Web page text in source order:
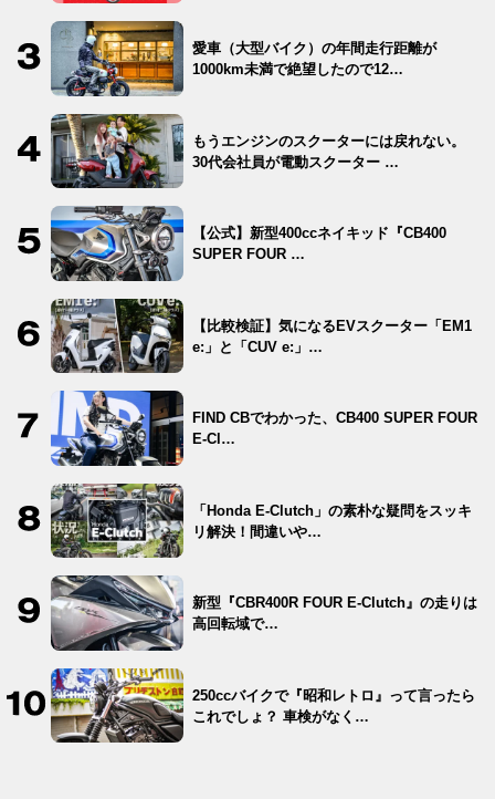
愛車（大型バイク）の年間走行距離が
1000km未満で絶望したので12…
もうエンジンのスクーターには戻れない。
30代会社員が電動スクーター …
【公式】新型400ccネイキッド『CB400
SUPER FOUR …
【比較検証】気になるEVスクーター「EM1
e:」と「CUV e:」…
FIND CBでわかった、CB400 SUPER FOUR
E-Cl…
「Honda E-Clutch」の素朴な疑問をスッキ
リ解決！間違いや…
新型『CBR400R FOUR E-Clutch』の走りは
高回転域で…
250ccバイクで『昭和レトロ』って言ったら
これでしょ？ 車検がなく…